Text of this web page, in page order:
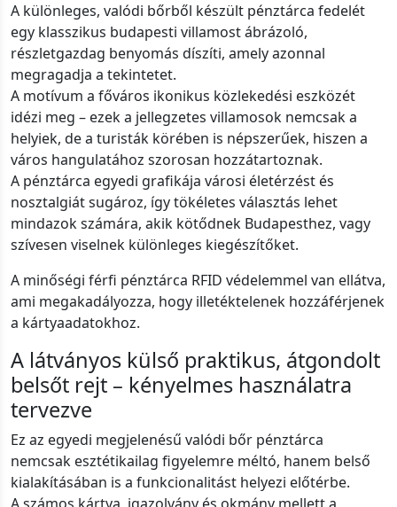
A különleges, valódi bőrből készült pénztárca fedelét
egy klasszikus budapesti villamost ábrázoló,
részletgazdag benyomás díszíti, amely azonnal
megragadja a tekintetet.
A motívum a főváros ikonikus közlekedési eszközét
idézi meg – ezek a jellegzetes villamosok nemcsak a
helyiek, de a turisták körében is népszerűek, hiszen a
város hangulatához szorosan hozzátartoznak.
A pénztárca egyedi grafikája városi életérzést és
nosztalgiát sugároz, így tökéletes választás lehet
mindazok számára, akik kötődnek Budapesthez, vagy
szívesen viselnek különleges kiegészítőket.
A minőségi férfi pénztárca RFID védelemmel van ellátva,
ami megakadályozza, hogy illetéktelenek hozzáférjenek
a kártyaadatokhoz.
A látványos külső praktikus, átgondolt
belsőt rejt – kényelmes használatra
tervezve
Ez az egyedi megjelenésű valódi bőr pénztárca
nemcsak esztétikailag figyelemre méltó, hanem belső
kialakításában is a funkcionalitást helyezi előtérbe.